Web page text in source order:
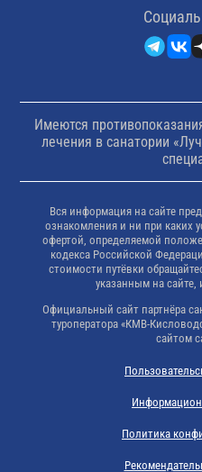
Имеются
лечения в санатории
Политика
Вся информация на сайте
ознакомления и ни при каких
офертой, определяемой
кодекса Российской
стоимости путёвки
указанным на сайте,
Официальный сайт партнёра
туроператора «КМВ-
сайтом